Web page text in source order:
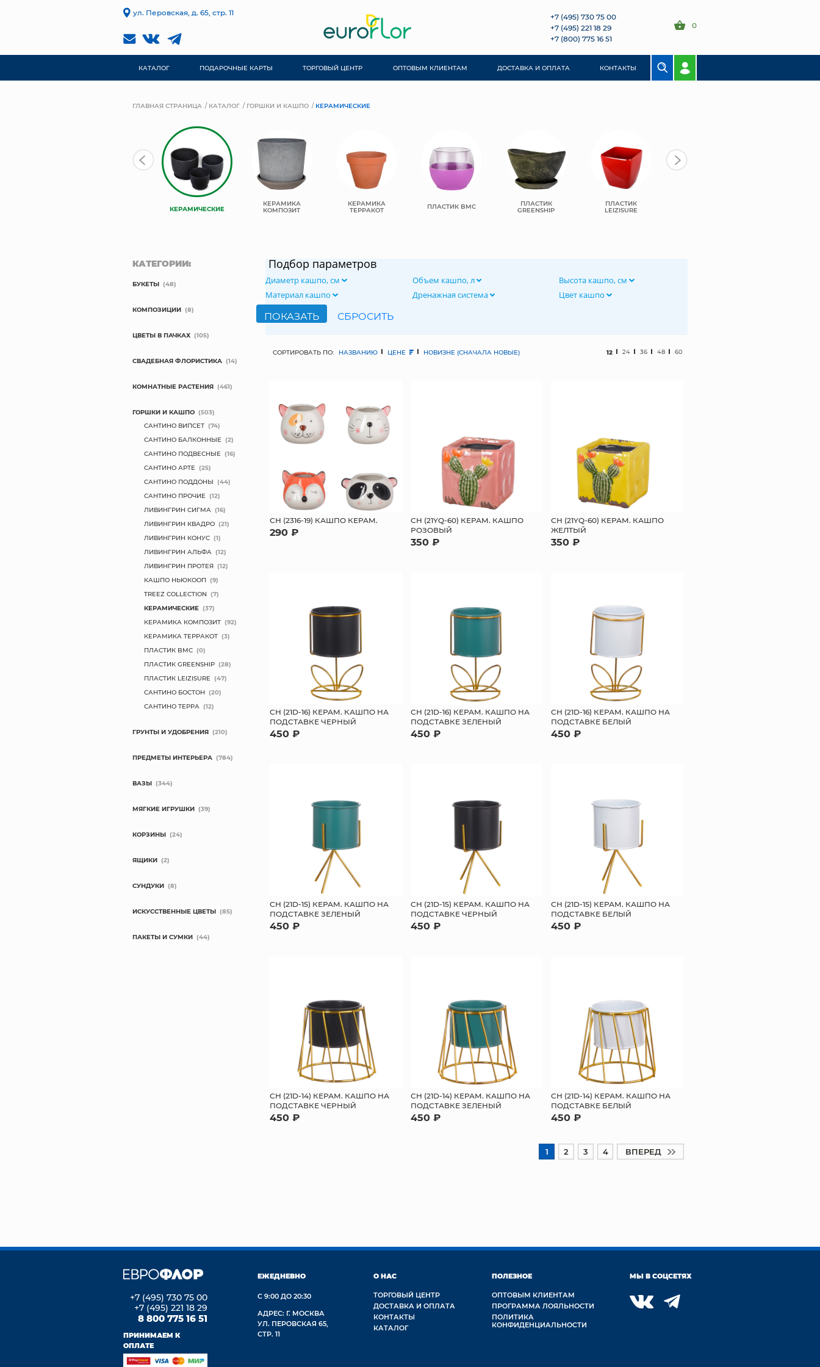
ул. Перовская, д. 65, стр. 11
+7 (495) 730 75 00
+7 (495) 221 18 29
+7 (800) 775 16 51
0
КАТАЛОГ ПОДАРОЧНЫЕ КАРТЫ ТОРГОВЫЙ ЦЕНТР ОПТОВЫМ КЛИЕНТАМ ДОСТАВКА И ОПЛАТА КОНТАКТЫ
ГЛАВНАЯ СТРАНИЦА КАТАЛОГ ГОРШКИ И КАШПО КЕРАМИЧЕСКИЕ
КЕРАМИЧЕСКИЕ
КЕРАМИКА
КОМПОЗИТ
КЕРАМИКА
ТЕРРАКОТ ПЛАСТИК BMC ПЛАСТИК
GREENSHIP
ПЛАСТИК
LEIZISURE
Подбор параметров
Диаметр кашпо, см Объем кашпо, л
Высота кашпо, см
Материал кашпо
Дренажная система Цвет кашпо
СОРТИРОВАТЬ ПО: НАЗВАНИЮ ЦЕНЕ НОВИЗНЕ (СНАЧАЛА НОВЫЕ) 12 24 36 48 60
СН (2316-19) КАШПО КЕРАМ.
290 ₽
СН (21YQ-60) КЕРАМ. КАШПО
РОЗОВЫЙ
350 ₽
СН (21YQ-60) КЕРАМ. КАШПО
ЖЕЛТЫЙ
350 ₽
СН (21D-16) КЕРАМ. КАШПО НА
ПОДСТАВКЕ ЧЕРНЫЙ
450 ₽
СН (21D-16) КЕРАМ. КАШПО НА
ПОДСТАВКЕ ЗЕЛЕНЫЙ
450 ₽
СН (21D-16) КЕРАМ. КАШПО НА
ПОДСТАВКЕ БЕЛЫЙ
450 ₽
СН (21D-15) КЕРАМ. КАШПО НА
ПОДСТАВКЕ ЗЕЛЕНЫЙ
450 ₽
СН (21D-15) КЕРАМ. КАШПО НА
ПОДСТАВКЕ ЧЕРНЫЙ
450 ₽
СН (21D-15) КЕРАМ. КАШПО НА
ПОДСТАВКЕ БЕЛЫЙ
450 ₽
СН (21D-14) КЕРАМ. КАШПО НА
ПОДСТАВКЕ ЧЕРНЫЙ
450 ₽
СН (21D-14) КЕРАМ. КАШПО НА
ПОДСТАВКЕ ЗЕЛЕНЫЙ
450 ₽
СН (21D-14) КЕРАМ. КАШПО НА
ПОДСТАВКЕ БЕЛЫЙ
450 ₽
1 2 3 4 ВПЕРЕД
КАТЕГОРИИ:
БУКЕТЫ (48)
КОМПОЗИЦИИ (8)
ЦВЕТЫ В ПАЧКАХ (105)
СВАДЕБНАЯ ФЛОРИСТИКА (14)
КОМНАТНЫЕ РАСТЕНИЯ (461)
ГОРШКИ И КАШПО (503)
САНТИНО ВИПСЕТ (74)
САНТИНО БАЛКОННЫЕ (2)
САНТИНО ПОДВЕСНЫЕ (16)
САНТИНО АРТЕ (25)
САНТИНО ПОДДОНЫ (44)
САНТИНО ПРОЧИЕ (12)
ЛИВИНГРИН СИГМА (16)
ЛИВИНГРИН КВАДРО (21)
ЛИВИНГРИН КОНУС (1)
ЛИВИНГРИН АЛЬФА (12)
ЛИВИНГРИН ПРОТЕЯ (12)
КАШПО НЬЮКООП (9)
TREEZ COLLECTION (7)
КЕРАМИЧЕСКИЕ (37)
КЕРАМИКА КОМПОЗИТ (92)
КЕРАМИКА ТЕРРАКОТ (3)
ПЛАСТИК BMC (0)
ПЛАСТИК GREENSHIP (28)
ПЛАСТИК LEIZISURE (47)
САНТИНО БОСТОН (20)
САНТИНО ТЕРРА (12)
ГРУНТЫ И УДОБРЕНИЯ (210)
ПРЕДМЕТЫ ИНТЕРЬЕРА (784)
ВАЗЫ (344)
МЯГКИЕ ИГРУШКИ (39)
КОРЗИНЫ (24)
ЯЩИКИ (2)
СУНДУКИ (8)
ИСКУССТВЕННЫЕ ЦВЕТЫ (85)
ПАКЕТЫ И СУМКИ (44)
+7 (495) 730 75 00
+7 (495) 221 18 29
8 800 775 16 51
ПРИНИМАЕМ К
ОПЛАТЕ
ЕЖЕДНЕВНО
С 9:00 ДО 20:30
АДРЕС: Г. МОСКВА
УЛ. ПЕРОВСКАЯ 65,
СТР. 11
О НАС
ТОРГОВЫЙ ЦЕНТР
ДОСТАВКА И ОПЛАТА
КОНТАКТЫ
КАТАЛОГ
ПОЛЕЗНОЕ
ОПТОВЫМ КЛИЕНТАМ
ПРОГРАММА ЛОЯЛЬНОСТИ
ПОЛИТИКА
КОНФИДЕНЦИАЛЬНОСТИ
МЫ В СОЦСЕТЯХ